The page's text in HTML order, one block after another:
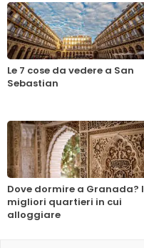
Le 7 cose da vedere a San
Sebastian
Dove dormire a Granada? I
migliori quartieri in cui
alloggiare